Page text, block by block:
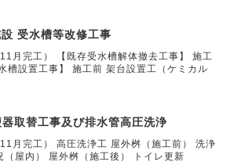
受水槽等改修工事
11月完工） 【既存受水槽解体撤去工事】 施工
槽設置工事】 施工前 架台設置工（ケミカル
取替工事及び排水管高圧洗浄
11月完工） 高圧洗浄工 屋外桝（施工前） 洗浄
（屋内） 屋外桝（施工後） トイレ更新